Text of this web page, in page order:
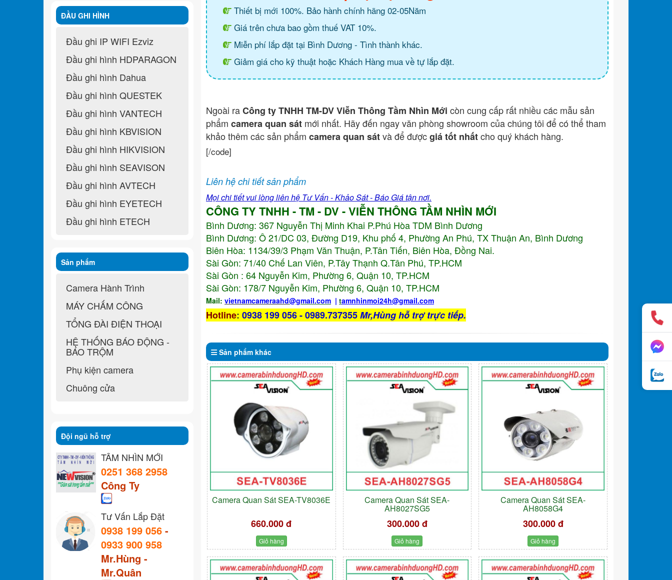
Thiết bị mới 100%. Bảo hành chính hãng 02-05Năm
Giá trên chưa bao gồm thuế VAT 10%.
Miễn phí lắp đặt tại Bình Dương - Tình thành khác.
Giảm giá cho kỹ thuật hoặc Khách Hàng mua về tự lắp đặt.
Ngoài raCông ty TNHH TM-DV Viễn Thông Tầm Nhìn Mới còn cung cấp rất nhiều các mẫu sản
phẩm camera quan sát mới nhất. Hãy đến ngay văn phòng showroom của chúng tôi để có thể tham
khảo thêm các sản phẩm camera quan sátvà để đượcgiá tốt nhấtcho quý khách hàng.
[/code]
Liên hệ chi tiết sản phẩm
Mọi chi tiết vui lòng liên hệ Tư Vấn - Khảo Sát - Báo Giá tận nơi.
CÔNG TY TNHH - TM - DV - VIỄN THÔNG TẦM NHÌN MỚI
Bình Dương: 367 Nguyễn Thị Minh Khai P.Phú Hòa TDM Bình Dương
Bình Dương: Ô 21/DC 03, Đường D19, Khu phố 4, Phường An Phú, TX Thuận An, Bình Dương
Biên Hòa: 1134/39/3 Phạm Văn Thuận, P.Tân Tiến, Biên Hòa, Đồng Nai.
Sài Gòn: 71/40 Chế Lan Viên, P.Tây Thạnh Q.Tân Phú, TP.HCM
Sài Gòn : 64 Nguyễn Kim, Phường 6, Quận 10, TP.HCM
Sài Gòn: 178/7 Nguyễn Kim, Phường 6, Quận 10, TP.HCM
Mail: vietnamcameraahd@gmail.com | tamnhinmoi24h@gmail.com
Hotline: 0938 199 056 - 0989.737355Mr,Hùng hỗ trợ trực tiếp.
Sản phẩm khác
Camera Quan Sát SEA-TV8036E
660.000 đ
Giỏ hàng
Camera Quan Sát SEA-
AH8027SG5
300.000 đ
Giỏ hàng
Camera Quan Sát SEA-
AH8058G4
300.000 đ
Giỏ hàng
ĐẦU GHI HÌNH
Đầu ghi IP WIFI Ezviz
Đầu ghi hình HDPARAGON
Đầu ghi hình Dahua
Đầu ghi hình QUESTEK
Đầu ghi hình VANTECH
Đầu ghi hình KBVISION
Đầu ghi hình HIKVISION
Đầu ghi hình SEAVISON
Đầu ghi hình AVTECH
Đầu ghi hình EYETECH
Đầu ghi hình ETECH
Sản phẩm
Camera Hành Trình
MÁY CHẤM CÔNG
TỔNG ĐÀI ĐIỆN THOẠI
HỆ THỐNG BÁO ĐỘNG -
BÁO TRỘM
Phụ kiện camera
Chuông cửa
Đội ngũ hỗ trợ
TẦM NHÌN MỚI
0251 368 2958
Công Ty
Tư Vấn Lắp Đặt
0938 199 056 -
0933 900 958
Mr.Hùng -
Mr.Quân